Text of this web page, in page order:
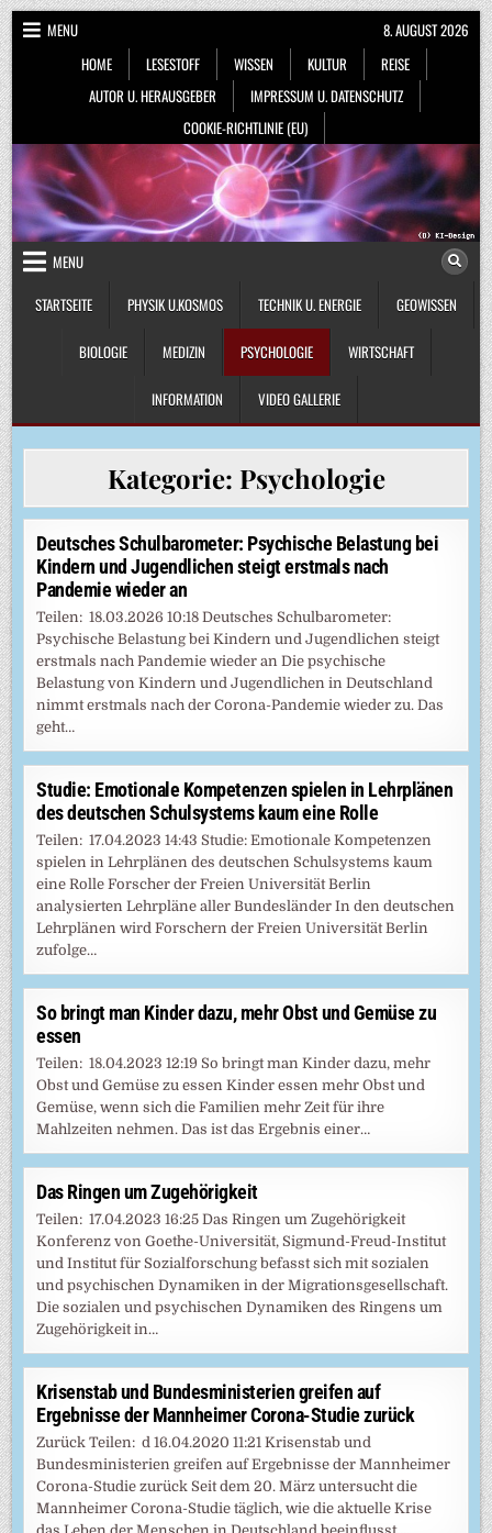
Skip
to
content
MENU
HOME
LESESTOFF WISSEN KULTUR
REISE
AUTOR U. HERAUSGEBER
IMPRESSUM U. DATENSCHUTZ
COOKIE-RICHTLINIE (EU)
8. AUGUST 2026
MENU
STARTSEITE
PHYSIK U.KOSMOS TECHNIK U. ENERGIE GEOWISSEN
BIOLOGIE MEDIZIN PSYCHOLOGIE WIRTSCHAFT
INFORMATION VIDEO GALLERIE
Kategorie: Psychologie
Deutsches Schulbarometer: Psychische Belastung bei
Kindern und Jugendlichen steigt erstmals nach
Pandemie wieder an
Teilen: 18.03.2026 10:18 Deutsches Schulbarometer:
Psychische Belastung bei Kindern und Jugendlichen steigt
erstmals nach Pandemie wieder an Die psychische
Belastung von Kindern und Jugendlichen in Deutschland
nimmt erstmals nach der Corona-Pandemie wieder zu. Das
geht…
Studie: Emotionale Kompetenzen spielen in Lehrplänen
des deutschen Schulsystems kaum eine Rolle
Teilen: 17.04.2023 14:43 Studie: Emotionale Kompetenzen
spielen in Lehrplänen des deutschen Schulsystems kaum
eine Rolle Forscher der Freien Universität Berlin
analysierten Lehrpläne aller Bundesländer In den deutschen
Lehrplänen wird Forschern der Freien Universität Berlin
zufolge…
So bringt man Kinder dazu, mehr Obst und Gemüse zu
essen
Teilen: 18.04.2023 12:19 So bringt man Kinder dazu, mehr
Obst und Gemüse zu essen Kinder essen mehr Obst und
Gemüse, wenn sich die Familien mehr Zeit für ihre
Mahlzeiten nehmen. Das ist das Ergebnis einer…
Das Ringen um Zugehörigkeit
Teilen: 17.04.2023 16:25 Das Ringen um Zugehörigkeit
Konferenz von Goethe-Universität, Sigmund-Freud-Institut
und Institut für Sozialforschung befasst sich mit sozialen
und psychischen Dynamiken in der Migrationsgesellschaft.
Die sozialen und psychischen Dynamiken des Ringens um
Zugehörigkeit in…
Krisenstab und Bundesministerien greifen auf
Ergebnisse der Mannheimer Corona-Studie zurück
Zurück Teilen: d 16.04.2020 11:21 Krisenstab und
Bundesministerien greifen auf Ergebnisse der Mannheimer
Corona-Studie zurück Seit dem 20. März untersucht die
Mannheimer Corona-Studie täglich, wie die aktuelle Krise
das Leben der Menschen in Deutschland beeinflusst….